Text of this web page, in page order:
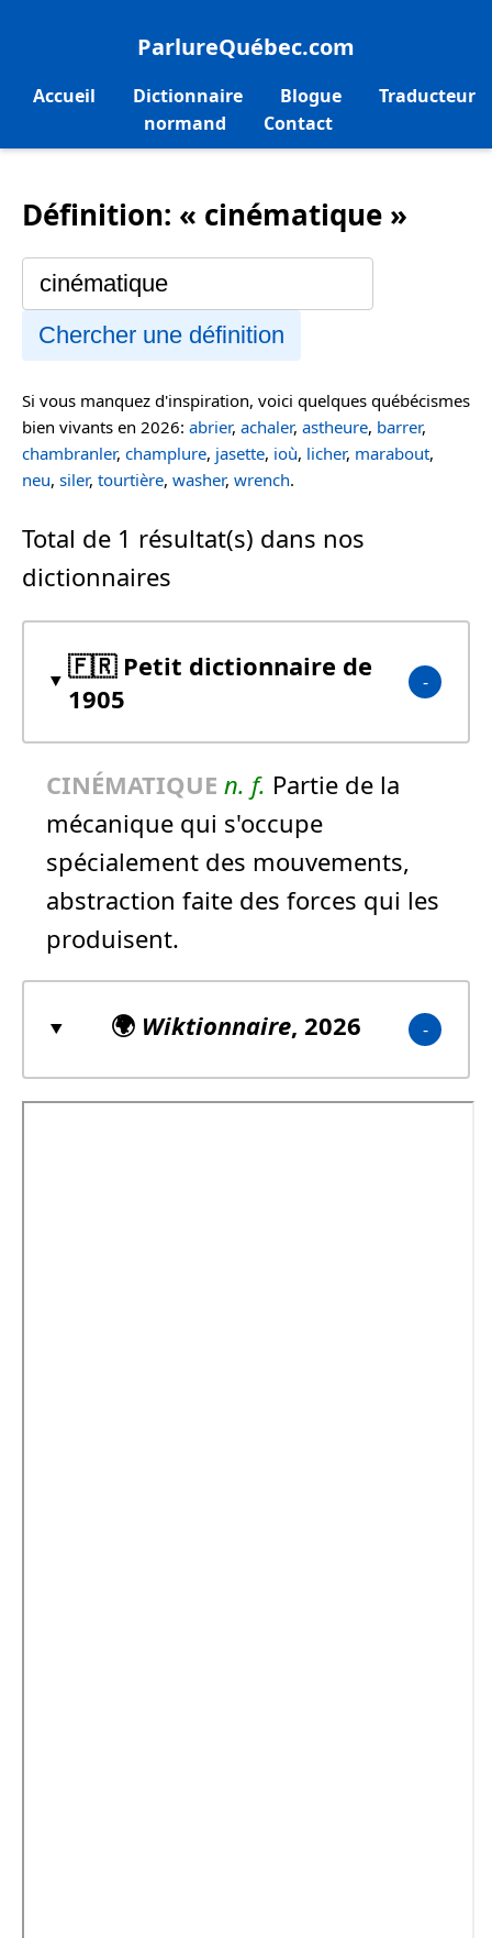
ParlureQuébec.com
Accueil Dictionnaire Blogue
Traducteur
normand
Contact
Définition: « cinématique »
Chercher une définition
Si vous manquez d'inspiration, voici quelques québécismes
bien vivants en 2026: abrier, achaler, astheure, barrer,
chambranler, champlure, jasette, ioù, licher, marabout,
neu, siler, tourtière, washer, wrench.
Total de 1 résultat(s) dans nos
dictionnaires
🇫🇷 Petit dictionnaire de
1905
CINÉMATIQUE n. f. Partie de la
mécanique qui s'occupe
spécialement des mouvements,
abstraction faite des forces qui les
produisent.
🌍 Wiktionnaire, 2026